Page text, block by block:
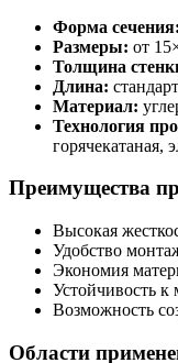
Форма сечения:
Размеры: от
Толщина
Длина:
Материал:
Технология
горячекатаная,
Преимущества
Высокая
Удобство
Экономия
Устойчивость к
Возможность
Области